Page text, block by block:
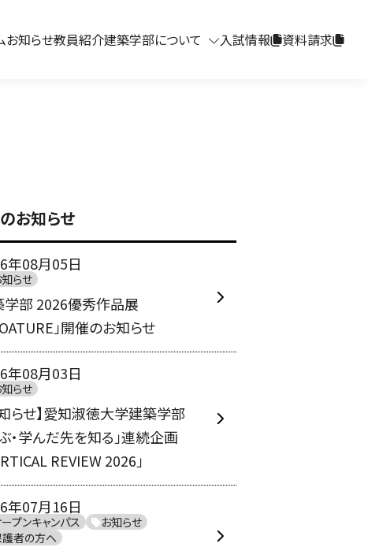
お知らせ教員紹介建築学部について 入試情報 資料請求
お知らせ
年08月05日
知らせ
学部 2026優秀作品展
」開催のお知らせ
年08月03日
知らせ
知らせ】愛知淑徳大学建築学部
・学んだ先を知る」連続企画
REVIEW 2026」
年07月16日
プンキャンパス
お知らせ
者の方へ